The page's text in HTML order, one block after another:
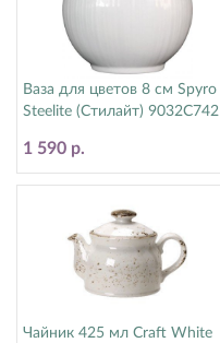
Ваза для цветов 8 см Spyro
Steelite (Стилайт) 9032C742
1 590 р.
Чайник 425 мл Craft White